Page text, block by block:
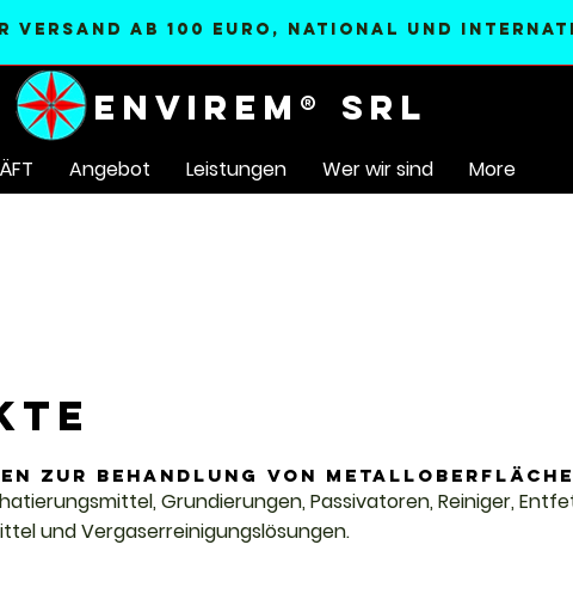
Versand AB 100 EURO, national und
ENVIREM® SRL
Angebot Leistungen Wer wir sind More
zur Behandlung von
Grundierungen, Passivatoren, Reiniger,
und Vergaserreinigungslösungen.